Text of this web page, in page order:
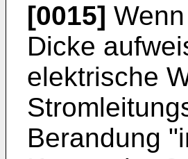
[0015]
Dicke
elektrische
Berandung